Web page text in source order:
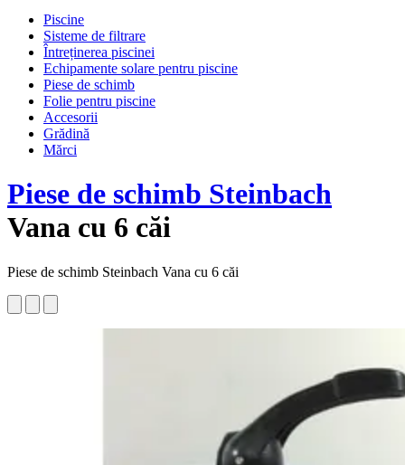
Piscine
Sisteme de filtrare
Întreținerea piscinei
Echipamente solare pentru piscine
Piese de schimb
Folie pentru piscine
Accesorii
Grădină
Mărci
Piese de schimb Steinbach
Vana cu 6 căi
Piese de schimb Steinbach Vana cu 6 căi